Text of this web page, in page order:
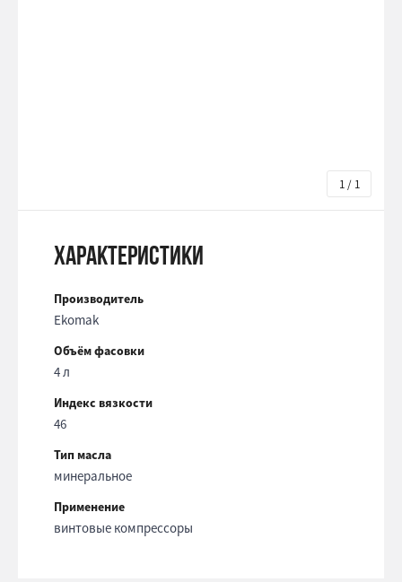
1 / 1
Характеристики
Производитель
Ekomak
Объём фасовки
4 л
Индекс вязкости
46
Тип масла
минеральное
Применение
винтовые компрессоры